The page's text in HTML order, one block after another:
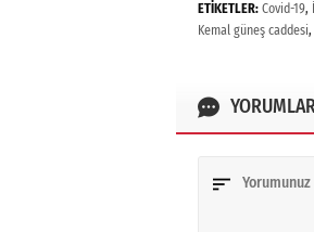
ETİKETLER: Covid-19,
Kemal güneş caddesi,